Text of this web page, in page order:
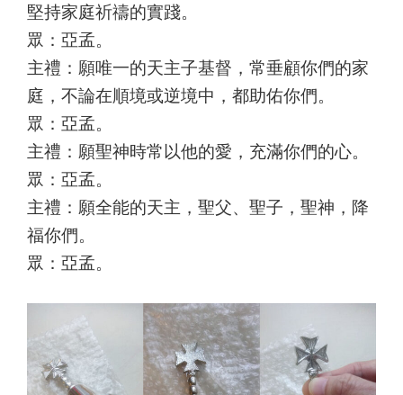
堅持家庭祈禱的實踐。
眾：亞孟。
主禮：願唯一的天主子基督，常垂顧你們的家
庭，不論在順境或逆境中，都助佑你們。
眾：亞孟。
主禮：願聖神時常以他的愛，充滿你們的心。
眾：亞孟。
主禮：願全能的天主，聖父、聖子，聖神，降
福你們。
眾：亞孟。